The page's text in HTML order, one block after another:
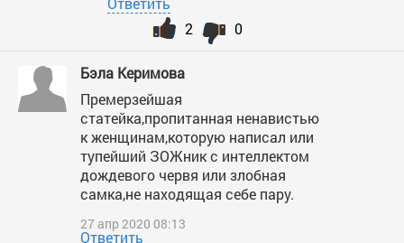
0
2
Бэла Керимова
Премерзейшая
статейка,пропитанная ненавистью
к женщинам,которую написал или
тупейший ЗОЖник с интеллектом
дождевого червя или злобная
самка,не находящая себе пару.
27 апр 2020 08:13
Ответить